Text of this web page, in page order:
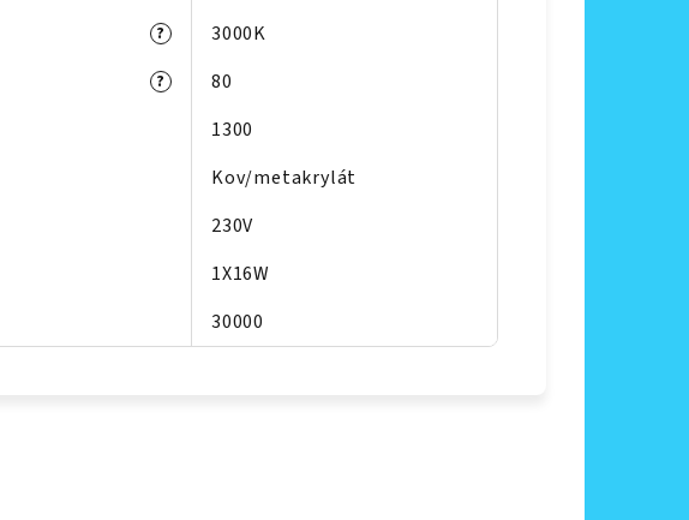
? 3000K
?
80
1300
Kov/metakrylát
230V
1X16W
30000